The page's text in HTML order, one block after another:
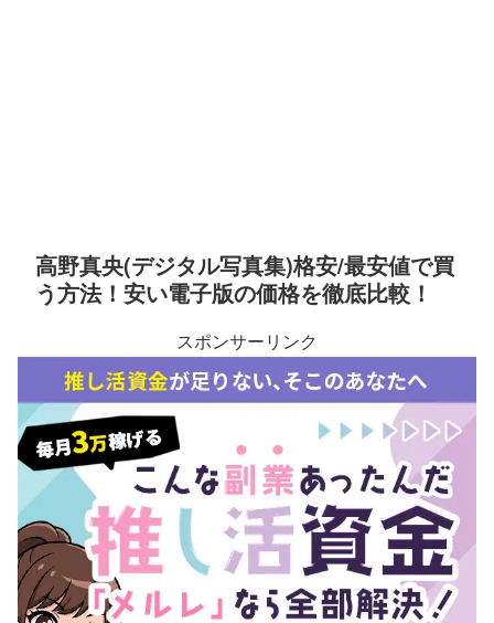
高野真央(デジタル写真集)格安/最安値で買
う方法！安い電子版の価格を徹底比較！
スポンサーリンク